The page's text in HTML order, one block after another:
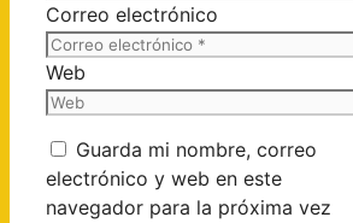
Correo electrónico
Web
Guarda mi nombre, correo
electrónico y web en este
navegador para la próxima vez